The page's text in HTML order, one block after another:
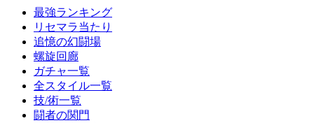
最強ランキング
リセマラ当たり
追憶の幻闘場
螺旋回廊
ガチャ一覧
全スタイル一覧
技/術一覧
闘者の関門